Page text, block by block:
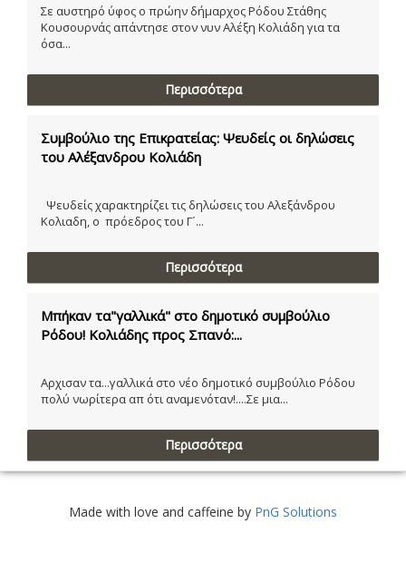
Σε αυστηρό ύφος ο πρώην δήμαρχος Ρόδου Στάθης
Κουσουρνάς απάντησε στον νυν Αλέξη Κολιάδη για τα
όσα...
Περισσότερα
Συμβούλιο της Επικρατείας: Ψευδείς οι δηλώσεις
του Αλέξανδρου Κολιάδη
Ψευδείς χαρακτηρίζει τις δηλώσεις του Αλεξάνδρου
Κολιαδη, ο πρόεδρος του Γ´...
Περισσότερα
Μπήκαν τα"γαλλικά" στο δημοτικό συμβούλιο
Ρόδου! Κολιάδης προς Σπανό:...
Αρχισαν τα...γαλλικά στο νέο δημοτικό συμβούλιο Ρόδου
πολύ νωρίτερα απ ότι αναμενόταν!....Σε μια...
Περισσότερα
Made with love and caffeine by PnG Solutions